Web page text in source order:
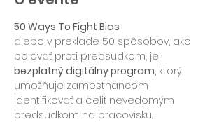
50 Ways To Fight Bias
alebo v preklade 50 spôsobov, ako
bojovať proti predsudkom, je
bezplatný digitálny program, ktorý
umožňuje zamestnancom
identifikovať a čeliť nevedomým
predsudkom na pracovisku.